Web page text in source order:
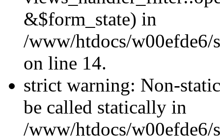
&$form_state) in
/www/htdocs/w00efde6/
on line 14.
strict warning: Non-
be called statically in
/www/htdocs/w00efde6/